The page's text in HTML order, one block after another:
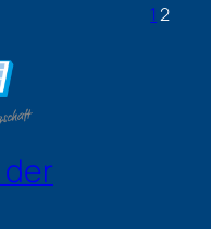
1 2